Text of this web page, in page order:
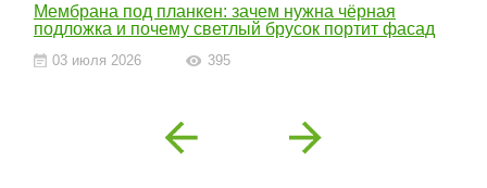
Мембрана под планкен: зачем нужна чёрная
подложка и почему светлый брусок портит фасад
03 июля 2026 395
Previous Next